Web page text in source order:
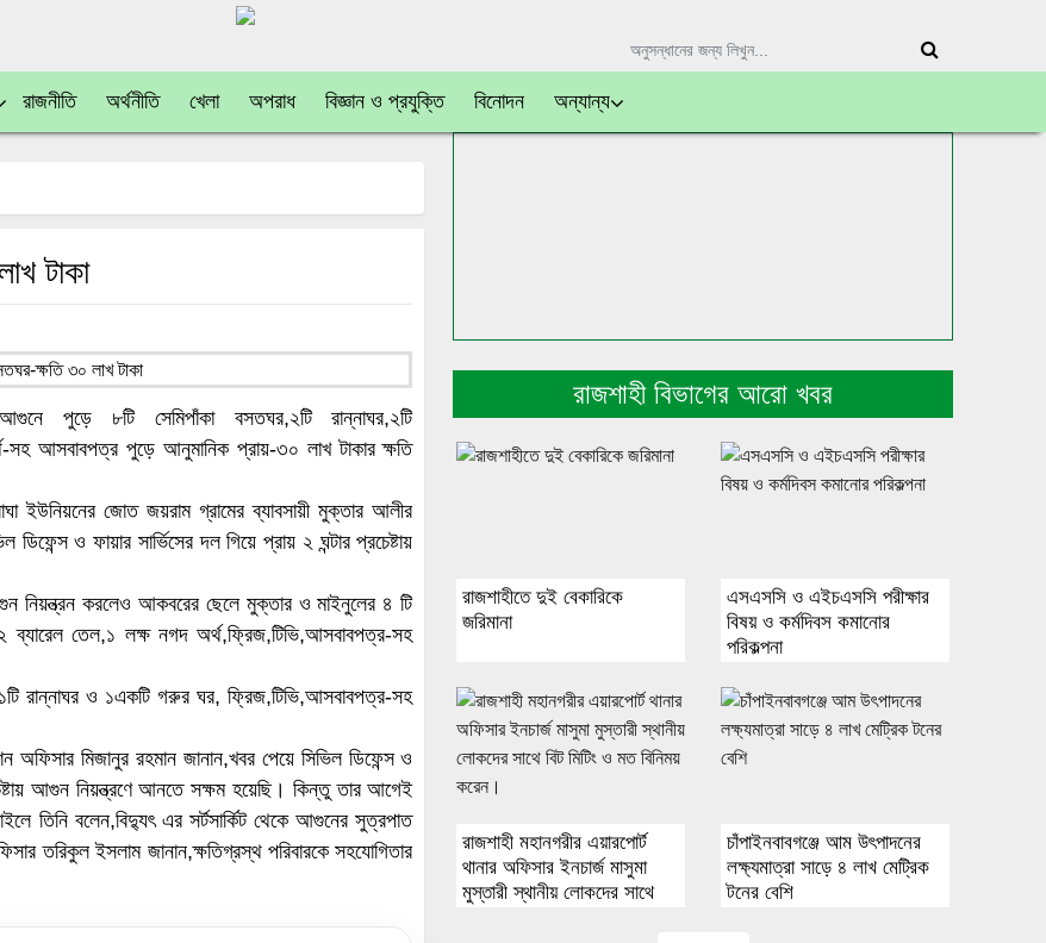
রাজনীতি অর্থনীতি খেলা অপরাধ বিজ্ঞান ও প্রযুক্তি বিনোদন অন্যান্য
টাকা
পুড়ে ৮টি সেমিপাঁকা বসতঘর,২টি রান্নাঘর,২টি
আসবাবপত্র পুড়ে আনুমানিক প্রায়-৩০ লাখ টাকার ক্ষতি
ইউনিয়নের জোত জয়রাম গ্রামের ব্যাবসায়ী মুক্তার আলীর
ও ফায়ার সার্ভিসের দল গিয়ে প্রায় ২ ঘন্টার প্রচেষ্টায়
নিয়ন্ত্রন করলেও আকবরের ছেলে মুক্তার ও মাইনুলের ৪ টি
ব্যারেল তেল,১ লক্ষ নগদ অর্থ,ফ্রিজ,টিভি,আসবাবপত্র-সহ
রান্নাঘর ও ১একটি গরুর ঘর, ফ্রিজ,টিভি,আসবাবপত্র-সহ
অফিসার মিজানুর রহমান জানান,খবর পেয়ে সিভিল ডিফেন্স ও
আগুন নিয়ন্ত্রণে আনতে সক্ষম হয়েছি। কিন্তু তার আগেই
তিনি বলেন,বিদ্যুৎ এর সর্টসার্কিট থেকে আগুনের সুত্রপাত
তরিকুল ইসলাম জানান,ক্ষতিগ্রস্থ পরিবারকে সহযোগিতার
রাজশাহী বিভাগের আরো খবর
রাজশাহীতে দুই বেকারিকে
জরিমানা
এসএসসি ও এইচএসসি পরীক্ষার
বিষয় ও কর্মদিবস কমানোর
পরিকল্পনা
রাজশাহী মহানগরীর এয়ারপোর্ট
থানার অফিসার ইনচার্জ মাসুমা
মুস্তারী স্থানীয় লোকদের সাথে
চাঁপাইনবাবগঞ্জে আম উৎপাদনের
লক্ষ্যমাত্রা সাড়ে ৪ লাখ মেট্রিক
টনের বেশি